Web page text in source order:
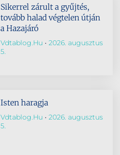
Sikerrel zárult a gyűjtés,
tovább halad végtelen útján
a Hazajáró
Vdtablog.hu
2026. augusztus
5.
Isten haragja
Vdtablog.hu
2026. augusztus
5.